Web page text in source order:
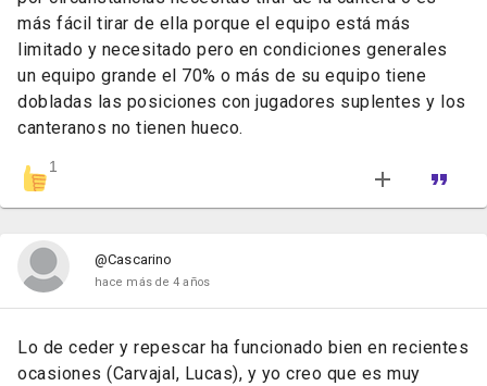
más fácil tirar de ella porque el equipo está más
limitado y necesitado pero en condiciones generales
un equipo grande el 70% o más de su equipo tiene
dobladas las posiciones con jugadores suplentes y los
canteranos no tienen hueco.
1
@Cascarino
hace más de 4 años
Lo de ceder y repescar ha funcionado bien en recientes
ocasiones (Carvajal, Lucas), y yo creo que es muy